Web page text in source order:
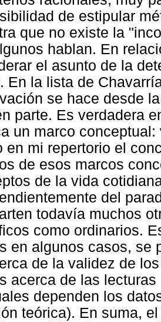
de estipular
que no existe la
hablan. En
el asunto de la
En la lista de
se hace desde
parte. Es verdadera
un marco
en mi repertorio el
de esos marcos
de la vida
del
todavía muchos
como ordinarios.
en algunos casos, se
de la validez de
acerca de las
dependen los
teórica). En suma,